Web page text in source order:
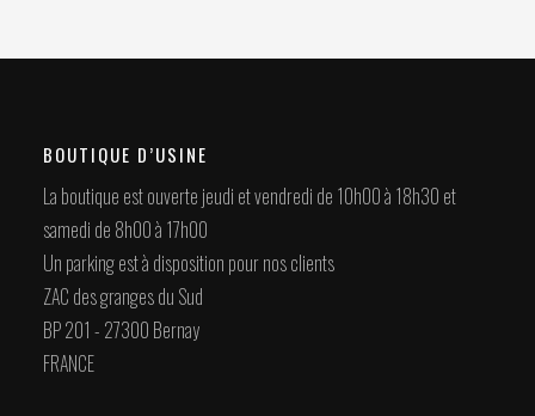
BOUTIQUE D’USINE
La boutique est ouverte jeudi et vendredi de 10h00 à 18h30 et
samedi de 8h00 à 17h00
Un parking est à disposition pour nos clients
ZAC des granges du Sud
BP 201 - 27300 Bernay
FRANCE